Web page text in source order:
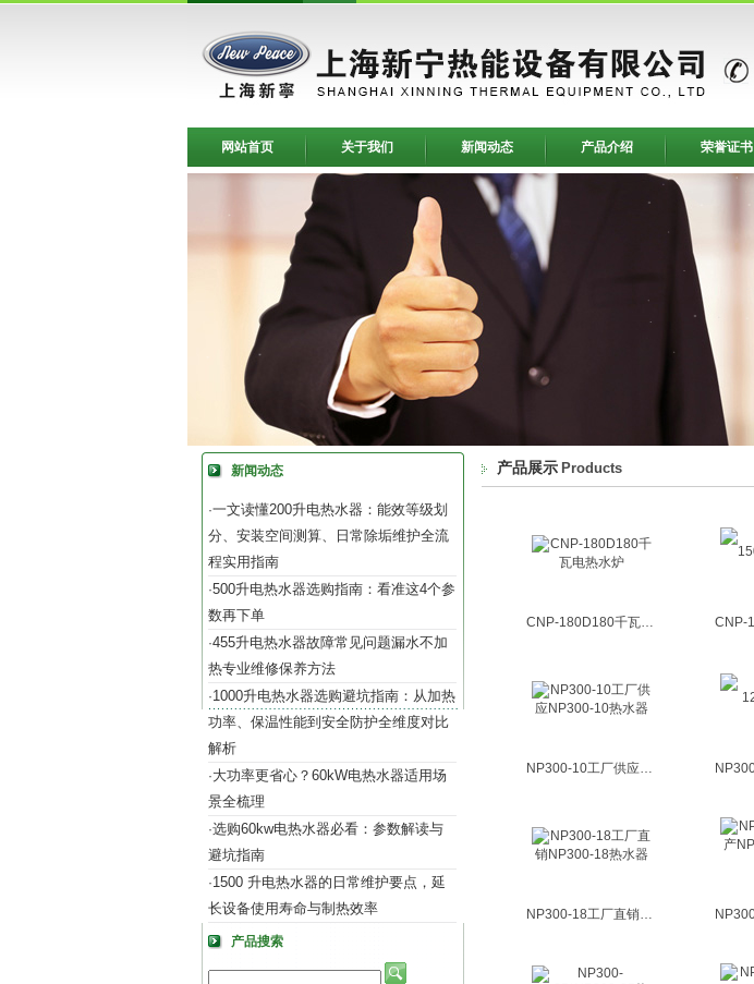
网站首页 关于我们 新闻动态 产品介绍 荣誉证书
新闻动态
·一文读懂200升电热水器：能效等级划
分、安装空间测算、日常除垢维护全流
程实用指南
·500升电热水器选购指南：看准这4个参
数再下单
·455升电热水器故障常见问题漏水不加
热专业维修保养方法
·1000升电热水器选购避坑指南：从加热
功率、保温性能到安全防护全维度对比
解析
·大功率更省心？60kW电热水器适用场
景全梳理
·选购60kw电热水器必看：参数解读与
避坑指南
·1500 升电热水器的日常维护要点，延
长设备使用寿命与制热效率
产品搜索
产品展示 Products
CNP-180D180千瓦电热水炉
NP300-10工厂供应NP300-10热水器
NP300-18工厂直销NP300-18热水器